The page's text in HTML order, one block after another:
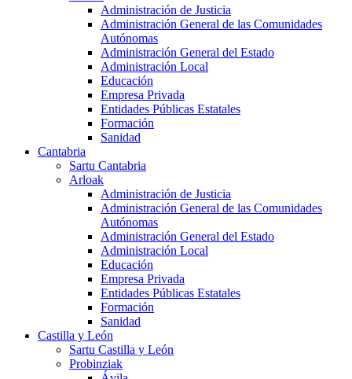
Administración de Justicia
Administración General de las Comunidades
Autónomas
Administración General del Estado
Administración Local
Educación
Empresa Privada
Entidades Públicas Estatales
Formación
Sanidad
Cantabria
Sartu Cantabria
Arloak
Administración de Justicia
Administración General de las Comunidades
Autónomas
Administración General del Estado
Administración Local
Educación
Empresa Privada
Entidades Públicas Estatales
Formación
Sanidad
Castilla y León
Sartu Castilla y León
Probinziak